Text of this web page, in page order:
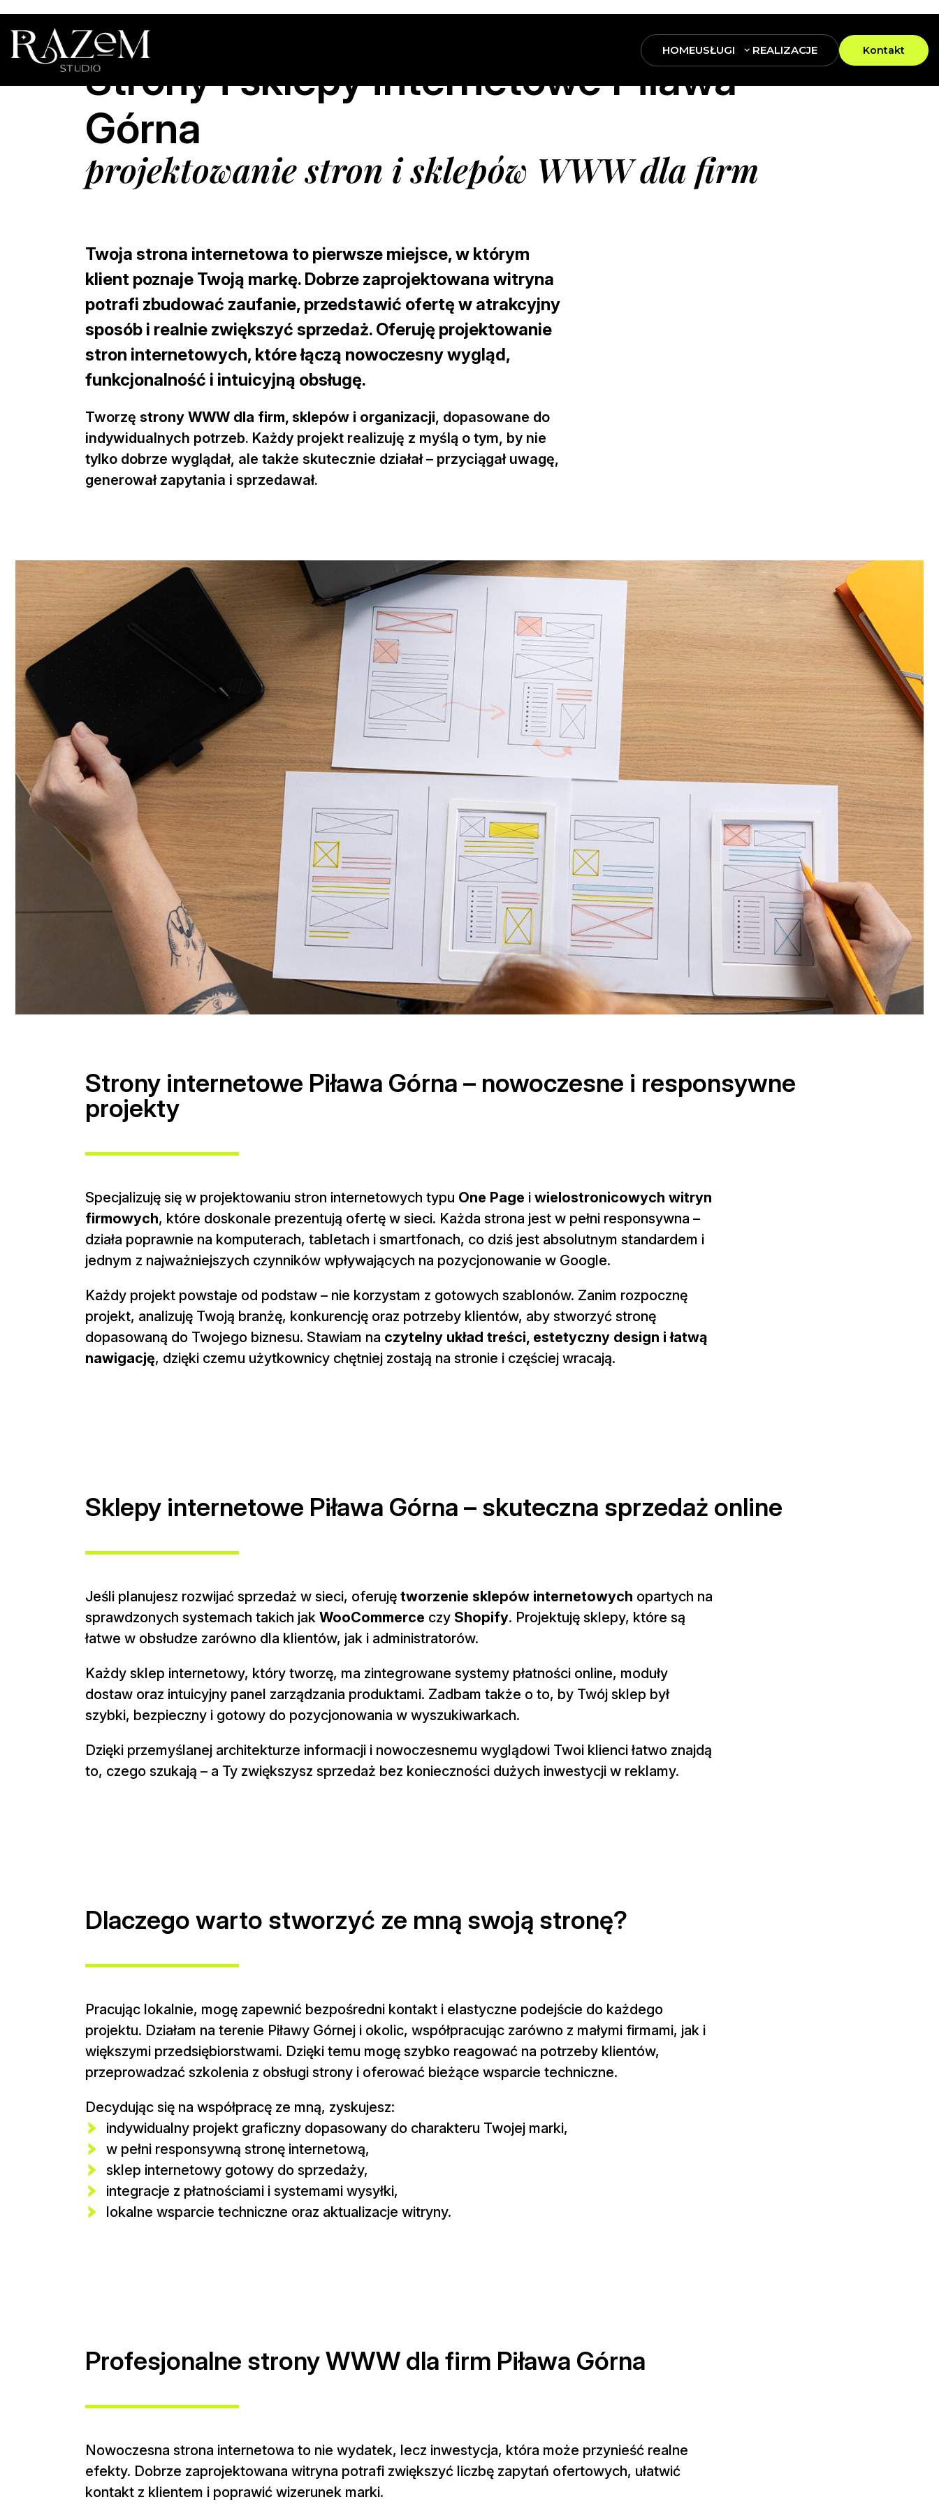
HOMEUSŁUGI REALIZACJE Kontakt
Strony i sklepy internetowe Piława
Górna
projektowanie stron i sklepów WWW dla firm
Twoja strona internetowa to pierwsze miejsce, w którym
klient poznaje Twoją markę. Dobrze zaprojektowana witryna
potrafi zbudować zaufanie, przedstawić ofertę w atrakcyjny
sposób i realnie zwiększyć sprzedaż. Oferuję projektowanie
stron internetowych, które łączą nowoczesny wygląd,
funkcjonalność i intuicyjną obsługę.
Tworzę strony WWW dla firm, sklepów i organizacji, dopasowane do
indywidualnych potrzeb. Każdy projekt realizuję z myślą o tym, by nie
tylko dobrze wyglądał, ale także skutecznie działał – przyciągał uwagę,
generował zapytania i sprzedawał.
Strony internetowe Piława Górna – nowoczesne i responsywne
projekty
Specjalizuję się w projektowaniu stron internetowych typu One Page i wielostronicowych witryn
firmowych, które doskonale prezentują ofertę w sieci. Każda strona jest w pełni responsywna –
działa poprawnie na komputerach, tabletach i smartfonach, co dziś jest absolutnym standardem i
jednym z najważniejszych czynników wpływających na pozycjonowanie w Google.
Każdy projekt powstaje od podstaw – nie korzystam z gotowych szablonów. Zanim rozpocznę
projekt, analizuję Twoją branżę, konkurencję oraz potrzeby klientów, aby stworzyć stronę
dopasowaną do Twojego biznesu. Stawiam na czytelny układ treści, estetyczny design i łatwą
nawigację, dzięki czemu użytkownicy chętniej zostają na stronie i częściej wracają.
Sklepy internetowe Piława Górna – skuteczna sprzedaż online
Jeśli planujesz rozwijać sprzedaż w sieci, oferuję tworzenie sklepów internetowych opartych na
sprawdzonych systemach takich jak WooCommerce czy Shopify. Projektuję sklepy, które są
łatwe w obsłudze zarówno dla klientów, jak i administratorów.
Każdy sklep internetowy, który tworzę, ma zintegrowane systemy płatności online, moduły
dostaw oraz intuicyjny panel zarządzania produktami. Zadbam także o to, by Twój sklep był
szybki, bezpieczny i gotowy do pozycjonowania w wyszukiwarkach.
Dzięki przemyślanej architekturze informacji i nowoczesnemu wyglądowi Twoi klienci łatwo znajdą
to, czego szukają – a Ty zwiększysz sprzedaż bez konieczności dużych inwestycji w reklamy.
Dlaczego warto stworzyć ze mną swoją stronę?
Pracując lokalnie, mogę zapewnić bezpośredni kontakt i elastyczne podejście do każdego
projektu. Działam na terenie Piławy Górnej i okolic, współpracując zarówno z małymi firmami, jak i
większymi przedsiębiorstwami. Dzięki temu mogę szybko reagować na potrzeby klientów,
przeprowadzać szkolenia z obsługi strony i oferować bieżące wsparcie techniczne.
Decydując się na współpracę ze mną, zyskujesz:
indywidualny projekt graficzny dopasowany do charakteru Twojej marki,
w pełni responsywną stronę internetową,
sklep internetowy gotowy do sprzedaży,
integracje z płatnościami i systemami wysyłki,
lokalne wsparcie techniczne oraz aktualizacje witryny.
Profesjonalne strony WWW dla firm Piława Górna
Nowoczesna strona internetowa to nie wydatek, lecz inwestycja, która może przynieść realne
efekty. Dobrze zaprojektowana witryna potrafi zwiększyć liczbę zapytań ofertowych, ułatwić
kontakt z klientem i poprawić wizerunek marki.